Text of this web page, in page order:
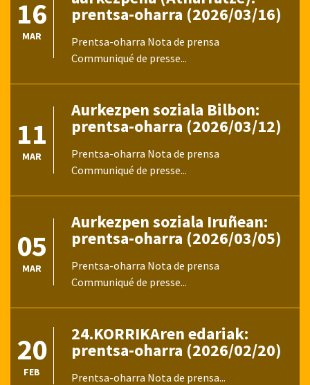
16
MAR
prentsa-oharra (2026/03/16)
Prentsa-oharra Nota de prensa
Communiqué de presse...
11
MAR
Aurkezpen soziala Bilbon:
prentsa-oharra (2026/03/12)
Prentsa-oharra Nota de prensa
Communiqué de presse...
05
MAR
Aurkezpen soziala Iruñean:
prentsa-oharra (2026/03/05)
Prentsa-oharra Nota de prensa
Communiqué de presse...
20
FEB
24.KORRIKAren edariak:
prentsa-oharra (2026/02/20)
Prentsa-oharra Nota de prensa...